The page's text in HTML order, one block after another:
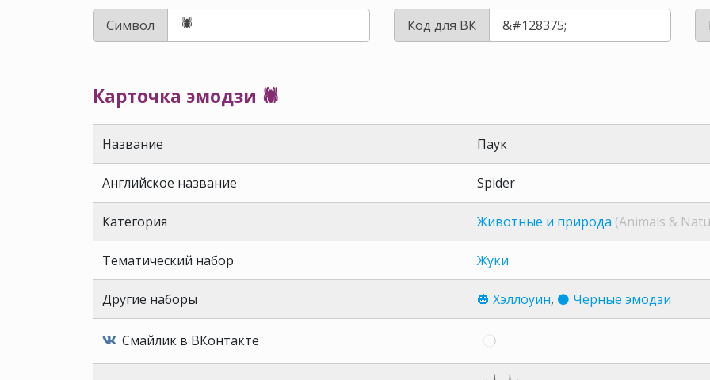
Символ
Код для ВК
Карточка эмодзи 🕷️
Название Паук
Английское название Spider
Категория Животные и природа (Animals &
Тематический набор Жуки
Другие наборы 🎃 Хэллоуин, ⚫ Черные эмодзи
Смайлик в ВКонтакте